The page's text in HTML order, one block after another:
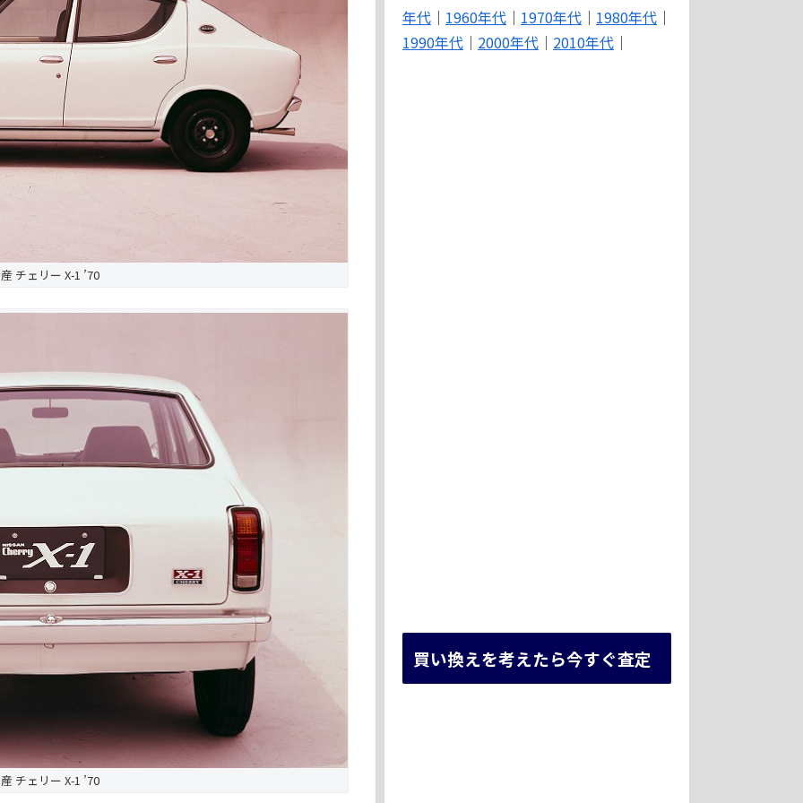
チェリー X-1 ’70
チェリー X-1 ’70
年代 ｜ 1960年代 ｜ 1970年代 ｜ 1980年代 ｜
1990年代 ｜ 2000年代 ｜ 2010年代 ｜
買い換えを考えたら今すぐ査定